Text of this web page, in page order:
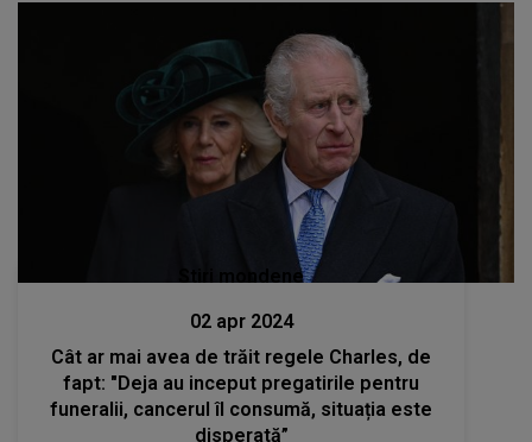
Stiri mondene
02 apr 2024
Cât ar mai avea de trăit regele Charles, de
fapt: "Deja au inceput pregatirile pentru
funeralii, cancerul îl consumă, situația este
disperată”